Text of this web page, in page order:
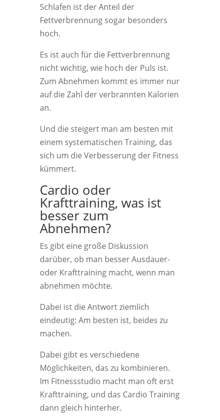
Schlafen ist der Anteil der
Fettverbrennung sogar besonders
hoch.
Es ist auch für die Fettverbrennung
nicht wichtig, wie hoch der Puls ist.
Zum Abnehmen kommt es immer nur
auf die Zahl der verbrannten Kalorien
an.
Und die steigert man am besten mit
einem systematischen Training, das
sich um die Verbesserung der Fitness
kümmert.
Cardio oder
Krafttraining, was ist
besser zum
Abnehmen?
Es gibt eine große Diskussion
darüber, ob man besser Ausdauer-
oder Krafttraining macht, wenn man
abnehmen möchte.
Dabei ist die Antwort ziemlich
eindeutig: Am besten ist, beides zu
machen.
Dabei gibt es verschiedene
Möglichkeiten, das zu kombinieren.
Im Fitnessstudio macht man oft erst
Krafttraining, und das Cardio Training
dann gleich hinterher.